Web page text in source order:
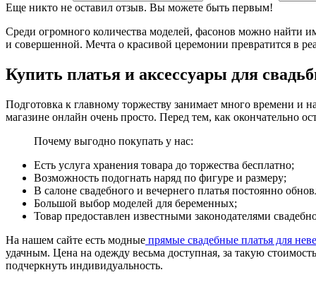
Еще никто не оставил отзыв. Вы можете быть первым!
Среди огромного количества моделей, фасонов можно найти
и совершенной. Мечта о красивой церемонии превратится в
Купить платья и аксессуары для
Подготовка к главному торжеству занимает много времени и
магазине онлайн очень просто. Перед тем, как окончательно
Почему выгодно покупать у нас:
Есть услуга хранения товара до торжества бесплатно;
Возможность подогнать наряд по фигуре и размеру;
В салоне свадебного и вечернего платья постоянно
Большой выбор моделей для беременных;
Товар предоставлен известными законодателями
На нашем сайте есть модные прямые свадебные платья для
удачным. Цена на одежду весьма доступная, за такую
подчеркнуть индивидуальность.